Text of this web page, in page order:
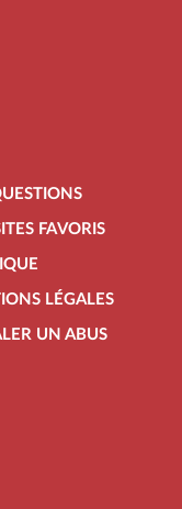
FAVORIS
LÉGALES
UN ABUS